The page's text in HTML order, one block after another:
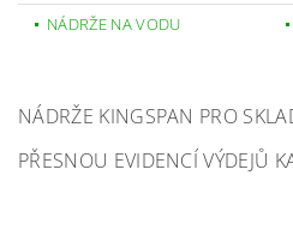
NÁDRŽE NA VODU
NÁDRŽE KINGSPAN PRO
PŘESNOU EVIDENCÍ VÝDEJŮ